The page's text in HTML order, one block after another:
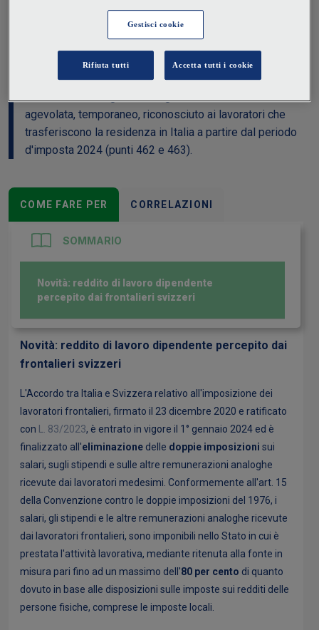
La Certificazione Unica 2025 recepisce le modalità di
tassazione dei redditi di lavoro dipendente dei
frontalieri svizzeri, introdotte con l’entrata in vigore
dell’Accordo sottoscritto fra Italia e la Confederazione il
23 dicembre 2020 (punti da 451 a 454 della CU).
agevolata, temporaneo, riconosciuto ai lavoratori che
trasferiscono la residenza in Italia a partire dal periodo
d'imposta 2024 (punti 462 e 463).
COME FARE PER CORRELAZIONI
SOMMARIO
Novità: reddito di lavoro dipendente
percepito dai frontalieri svizzeri
Novità: reddito di lavoro dipendente percepito dai
frontalieri svizzeri
L'Accordo tra Italia e Svizzera relativo all'imposizione dei
lavoratori frontalieri, firmato il 23 dicembre 2020 e ratificato
con
L. 83/2023, è entrato in vigore il 1° gennaio 2024 ed è
finalizzato all'eliminazione delle doppie imposizioni sui
salari, sugli stipendi e sulle altre remunerazioni analoghe
ricevute dai lavoratori medesimi. Conformemente all'art. 15
della Convenzione contro le doppie imposizioni del 1976, i
salari, gli stipendi e le altre remunerazioni analoghe ricevute
dai lavoratori frontalieri, sono imponibili nello Stato in cui è
prestata l'attività lavorativa, mediante ritenuta alla fonte in
misura pari fino ad un massimo dell'80 per cento di quanto
dovuto in base alle disposizioni sulle imposte sui redditi delle
persone fisiche, comprese le imposte locali.